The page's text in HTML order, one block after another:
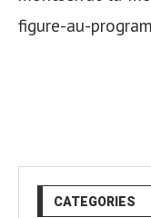
figure-au-
CATEGORIES